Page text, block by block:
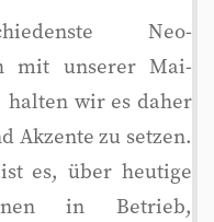
Neo-
mit unserer Mai-
halten wir es daher
Akzente zu setzen.
es, über heutige
in Betrieb,